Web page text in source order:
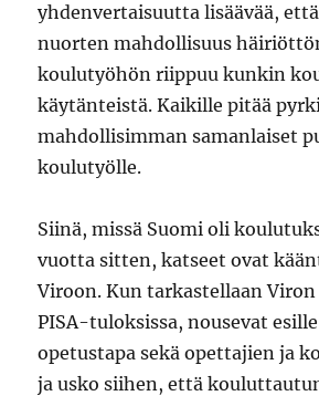
yhdenvertaisuutta lisäävää,
nuorten mahdollisuus
koulutyöhön riippuu kunkin
käytänteistä. Kaikille pitää
mahdollisimman samanlaiset
koulutyölle.
Siinä, missä Suomi oli
vuotta sitten, katseet ovat
Viroon. Kun tarkastellaan
PISA-tuloksissa, nousevat
opetustapa sekä opettajien ja
ja usko siihen, että